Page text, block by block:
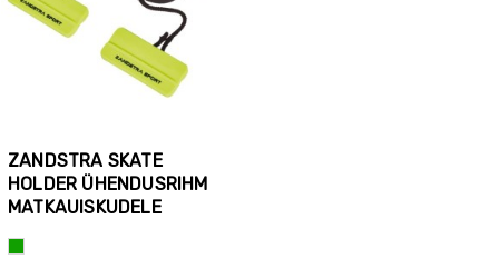
ZANDSTRA SKATE
HOLDER ÜHENDUSRIHM
MATKAUISKUDELE